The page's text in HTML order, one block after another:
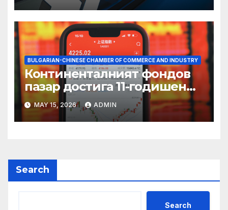
BULGARIAN-CHINESE CHAMBER OF COMMERCE AND INDUSTRY
Континенталният фондов
пазар достига 11-годишен
връх
MAY 15, 2026 ADMIN
Search
Search